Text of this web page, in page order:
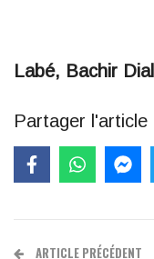
Labé, Bachir
Partager l'article
ARTICLE PRÉCÉDENT